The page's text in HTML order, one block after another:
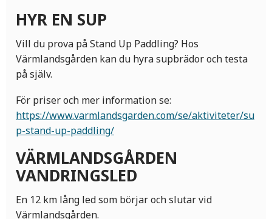
HYR EN SUP
Vill du prova på Stand Up Paddling? Hos
Värmlandsgården kan du hyra supbrädor och testa
på själv.
För priser och mer information se:
https://www.varmlandsgarden.com/se/aktiviteter/su
p-stand-up-paddling/
VÄRMLANDSGÅRDEN
VANDRINGSLED
En 12 km lång led som börjar och slutar vid
Värmlandsgården.